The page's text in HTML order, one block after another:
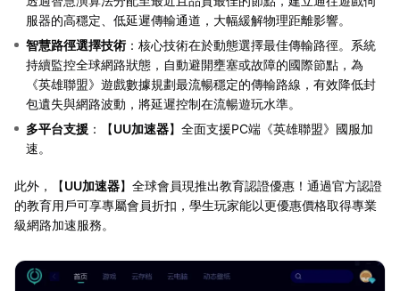
服器的高穩定、低延遲傳輸通道，大幅緩解物理距離影響。
智慧路徑選擇技術 ：核心技術在於動態選擇最佳傳輸路徑。系統
持續監控全球網路狀態，自動避開壅塞或故障的國際節點，為
《英雄聯盟》遊戲數據規劃最流暢穩定的傳輸路線，有效降低封
包遺失與網路波動，將延遲控制在流暢遊玩水準。
多平台支援 ：【UU加速器】全面支援PC端《英雄聯盟》國服加
速。
此外，【UU加速器】全球會員現推出教育認證優惠！通過官方認證
的教育用戶可享專屬會員折扣，學生玩家能以更優惠價格取得專業
級網路加速服務。